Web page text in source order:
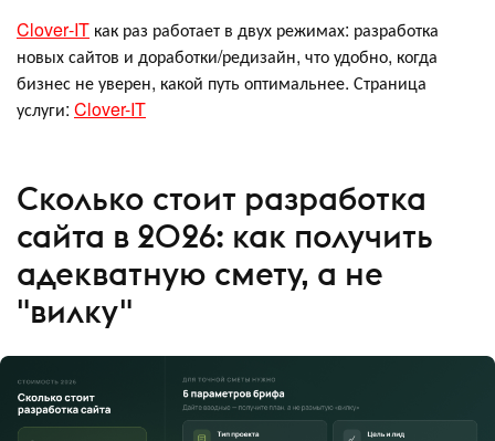
Clover‑IT как раз работает в двух режимах: разработка
новых сайтов и доработки/редизайн, что удобно, когда
бизнес не уверен, какой путь оптимальнее. Страница
услуги: Clover-IT
Сколько стоит разработка
сайта в 2026: как получить
адекватную смету, а не
"вилку"